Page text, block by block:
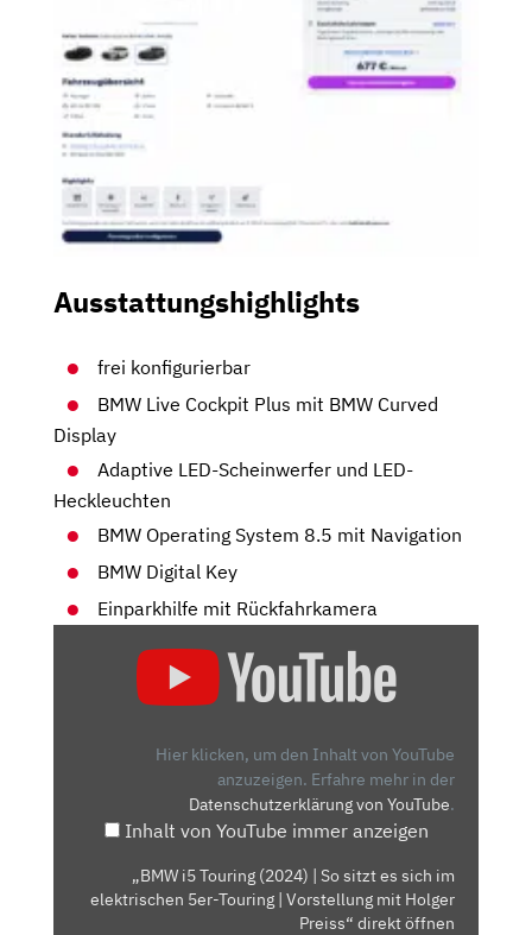
Ausstattungshighlights
frei konfigurierbar
BMW Live Cockpit Plus mit BMW Curved
Display
Adaptive LED-Scheinwerfer und LED-
Heckleuchten
BMW Operating System 8.5 mit Navigation
BMW Digital Key
Einparkhilfe mit Rückfahrkamera
Hier klicken, um den Inhalt von YouTube
anzuzeigen. Erfahre mehr in der
Datenschutzerklärung von YouTube.
Inhalt von YouTube immer anzeigen
„BMW i5 Touring (2024) | So sitzt es sich im
elektrischen 5er-Touring | Vorstellung mit Holger
Preiss“ direkt öffnen